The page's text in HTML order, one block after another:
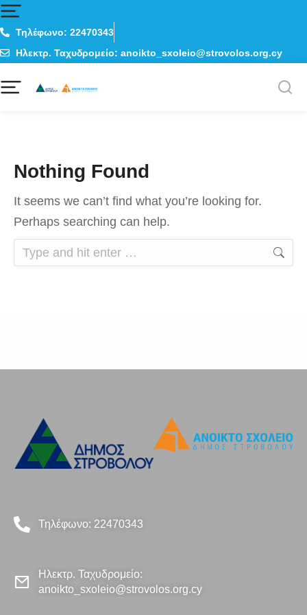
Τηλέφωνο: 22470343
Ηλεκτρ. Ταχυδρομείο: anoikto_sxoleio@strovolos.org.cy
Nothing Found
It seems we can’t find what you’re looking for.
Perhaps searching can help.
Τηλέφωνο: 22470343
Ηλεκτρ. Ταχυδρομείο:
anoikto_sxoleio@strovolos.org.cy